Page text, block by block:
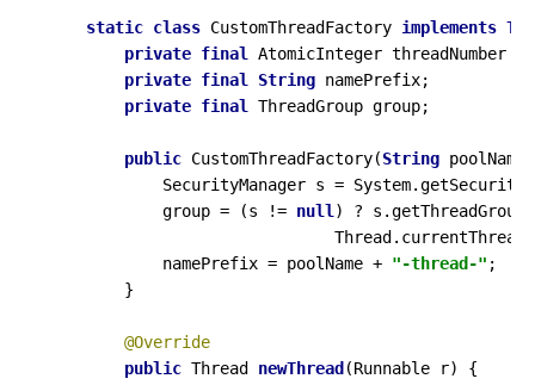
static class CustomThreadFactory implements
private final
AtomicInteger threadNumber =
private final String namePrefix;
private final ThreadGroup group;
public CustomThreadFactory(String
SecurityManager s =
            group = (s !=
null ) ?
            namePrefix = poolName +
"-thread-" ;
        }
@Override
public Thread newThread (Runnable r) {